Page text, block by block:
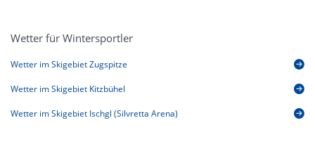
Wetter für Wintersportler
Wetter im Skigebiet Zugspitze
Wetter im Skigebiet Kitzbühel
Wetter im Skigebiet Ischgl (Silvretta Arena)